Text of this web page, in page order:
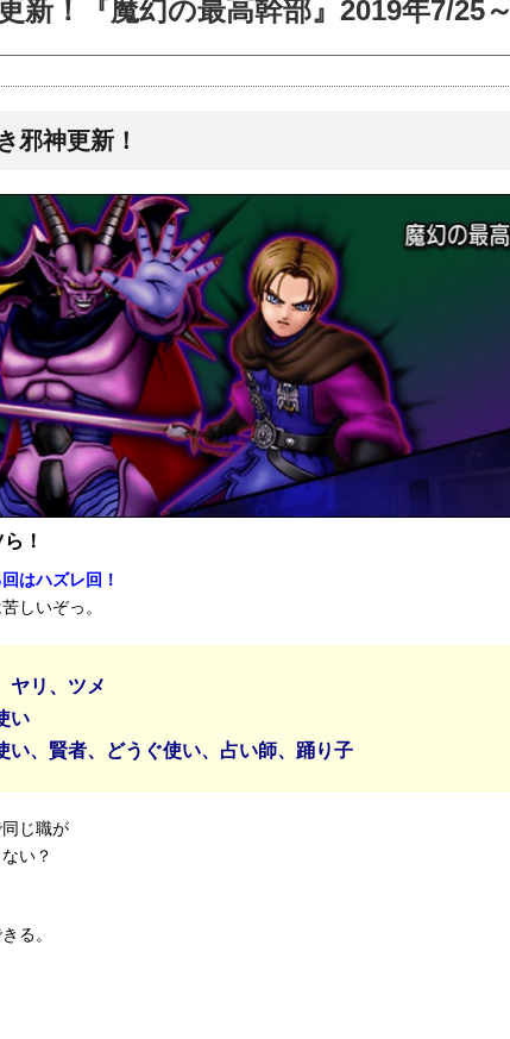
新！『魔幻の最高幹部』2019年7/25～
邪神更新！
！
はハズレ回！
しいぞっ。
ヤリ、ツメ
い
、賢者、どうぐ使い、占い師、踊り子
じ職が
い？
る。